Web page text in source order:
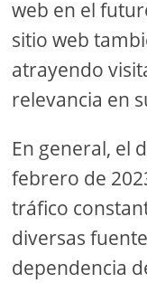
web en el
sitio web
atrayendo
relevancia en
En general, el
febrero de
tráfico
diversas
dependencia